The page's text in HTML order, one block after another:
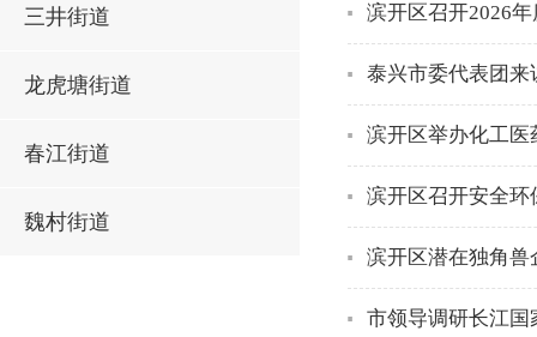
三井街道
龙虎塘街道
春江街道
魏村街道
滨开区召开2026
泰兴市委代表团来
滨开区举办化工
滨开区召开安全环
滨开区潜在独角
市领导调研长江